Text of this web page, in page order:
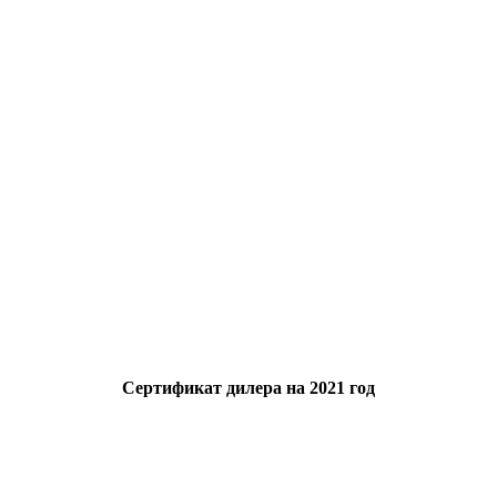
Сертификат дилера на 2021 год